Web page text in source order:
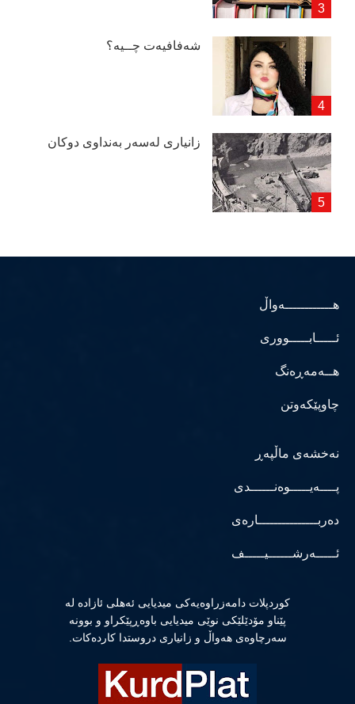
شەفافیەت چــیە؟
زانیاری لەسەر بەنداوی دوكان
هــــــــــــەواڵ
ئـــــابـــــووری
هــەمەڕەنگ
چاوپێکەوتن
نەخشەی ماڵپەڕ
پــــەیـــــوەنــــــدی
دەربـــــــــــــــارەی
ئـــــەرشــــــیـــــف
كوردپلات دامەزراوەیەكی میدیایی ئەهلی ئازادە لە
پێناو مۆدێلێكی نوێی میدیایی باوەڕپێكراو و بوونە
سەرچاوەی هەواڵ و زانیاری دروستدا كاردەكات.